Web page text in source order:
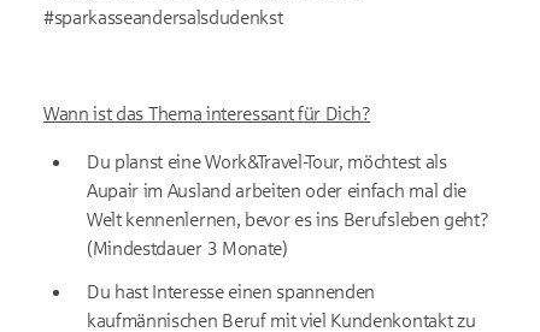
#sparkasseandersalsdudenkst
Wann ist das Thema interessant für Dich?
Du planst eine Work&Travel-Tour, möchtest als
Aupair im Ausland arbeiten oder einfach mal die
Welt kennenlernen, bevor es ins Berufsleben geht?
(Mindestdauer 3 Monate)
Du hast Interesse einen spannenden
kaufmännischen Beruf mit viel Kundenkontakt zu